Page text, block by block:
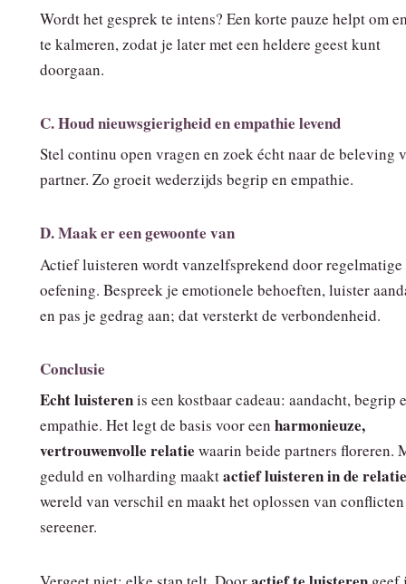
Wordt het gesprek te intens? Een korte pauze helpt om
te kalmeren, zodat je later met een heldere geest kunt
doorgaan.
C. Houd nieuwsgierigheid en empathie levend
Stel continu open vragen en zoek écht naar de beleving
partner. Zo groeit wederzijds begrip en empathie.
D. Maak er een gewoonte van
Actief luisteren wordt vanzelfsprekend door regelmatige
oefening. Bespreek je emotionele behoeften, luister
en pas je gedrag aan; dat versterkt de verbondenheid.
Conclusie
Echt luisterenis een kostbaar cadeau: aandacht, begrip
empathie. Het legt de basis voor een harmonieuze,
vertrouwenvolle relatie waarin beide partners floreren.
geduld en volharding maaktactief luisteren in de relatie
wereld van verschil en maakt het oplossen van
sereener.